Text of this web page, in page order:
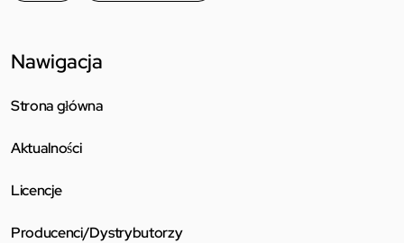
Nawigacja
Strona główna
Aktualności
Licencje
Producenci/Dystrybutorzy